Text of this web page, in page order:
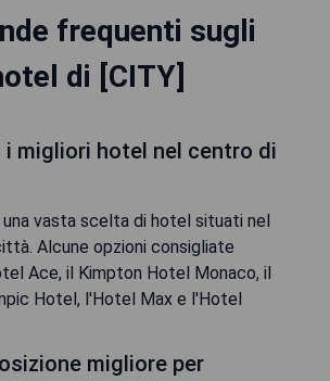
frequenti sugli
di [CITY]
i migliori hotel nel centro di
vasta scelta di hotel situati nel
Alcune opzioni consigliate
Ace, il Kimpton Hotel Monaco, il
Hotel, l'Hotel Max e l'Hotel
migliore per